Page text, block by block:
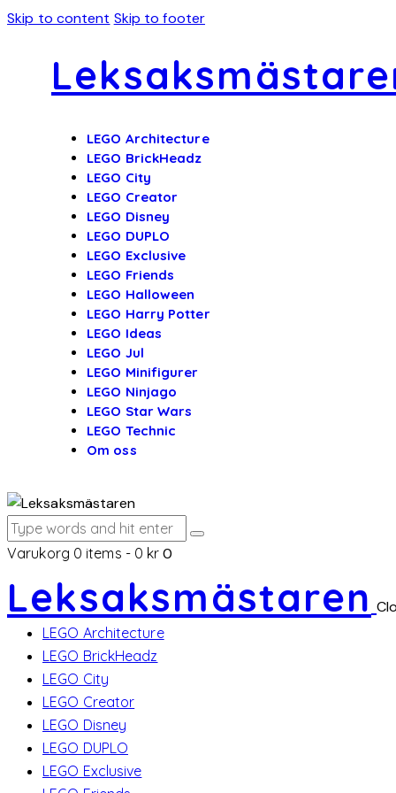
Skip to content Skip to footer
LEGO Architecture
LEGO BrickHeadz
LEGO City
LEGO Creator
LEGO Disney
LEGO DUPLO
LEGO Exclusive
LEGO Friends
LEGO Halloween
LEGO Harry Potter
LEGO Ideas
LEGO Jul
LEGO Minifigurer
LEGO Ninjago
LEGO Star Wars
LEGO Technic
Om oss
Varukorg 0 items - 0 kr 0
Leksaksmästaren
LEGO Architecture
LEGO BrickHeadz
LEGO City
LEGO Creator
LEGO Disney
LEGO DUPLO
LEGO Exclusive